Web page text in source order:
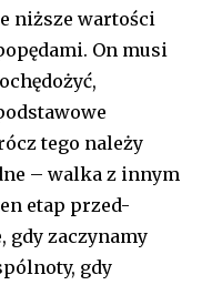
niższe wartości
On musi
tego należy
– walka z innym
etap przed-
gdy zaczynamy
gdy